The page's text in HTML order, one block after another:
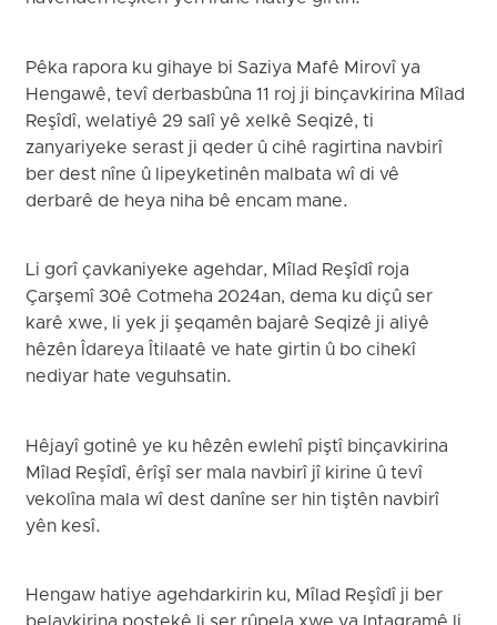
Pêka rapora ku gihaye bi Saziya Mafê Mirovî ya
Hengawê, tevî derbasbûna 11 roj ji binçavkirina Mîlad
Reşîdî, welatiyê 29 salî yê xelkê Seqizê, ti
zanyariyeke serast ji qeder û cihê ragirtina navbirî
ber dest nîne û lipeyketinên malbata wî di vê
derbarê de heya niha bê encam mane.
Li gorî çavkaniyeke agehdar, Mîlad Reşîdî roja
Çarşemî 30ê Cotmeha 2024an, dema ku diçû ser
karê xwe, li yek ji şeqamên bajarê Seqizê ji aliyê
hêzên Îdareya Îtilaatê ve hate girtin û bo cihekî
nediyar hate veguhsatin.
Hêjayî gotinê ye ku hêzên ewlehî piştî binçavkirina
Mîlad Reşîdî, êrîşî ser mala navbirî jî kirine û tevî
vekolîna mala wî dest danîne ser hin tiştên navbirî
yên kesî.
Hengaw hatiye agehdarkirin ku, Mîlad Reşîdî ji ber